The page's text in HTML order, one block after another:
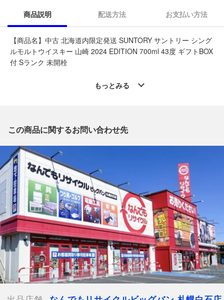
商品説明 配送方法 お支払い方法
【商品名】中古 北海道内限定発送 SUNTORY サントリー シング
ルモルトウイスキー 山崎 2024 EDITION 700ml 43度 ギフトBOX
付 Sランク 未開栓
◆こちらの商品は「なんでもリサイクル ビッグバン札幌白石店
出品店舗にお電話にてお問い合わせください。
品商品」と「店舗内商品コード」をお知らせ下さい。
電話番号：011-846-3196
【店舗内商品コード】1010105143723
【メーカー】SUNTORY サントリー
【内容量】700ml
【度数】43度
【栓・フィルムの状態】未開栓
【本数】1本
【付属品】箱
【ランク】Sランク
中身の確認の為のみに開封した商品、多少の使用（1
～2度程）、または店頭展示のみのほぼ新品に近い中古品
もっとみる
この商品に関するお問い合わせ先